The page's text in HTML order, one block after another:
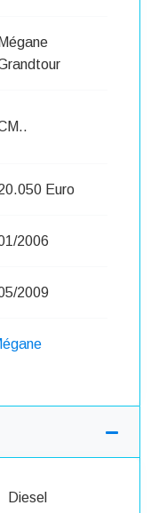
Mégane
Euro
2006
2009
Diesel